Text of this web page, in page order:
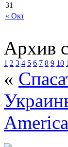
« Окт
31
Архив
1 2 3 4 5 6 7 8 9 10
«